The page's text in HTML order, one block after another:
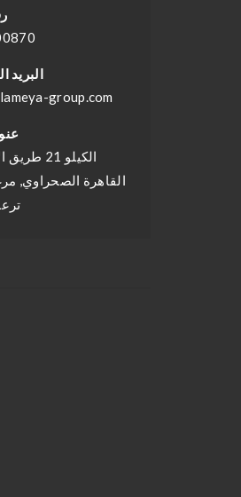
البريد
group.com
الكيلو 21 طريق الاسكندرية
القاهرة الصحراوي,